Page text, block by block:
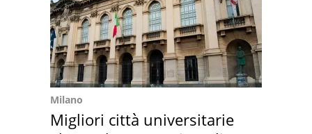
Milano
Migliori città universitarie